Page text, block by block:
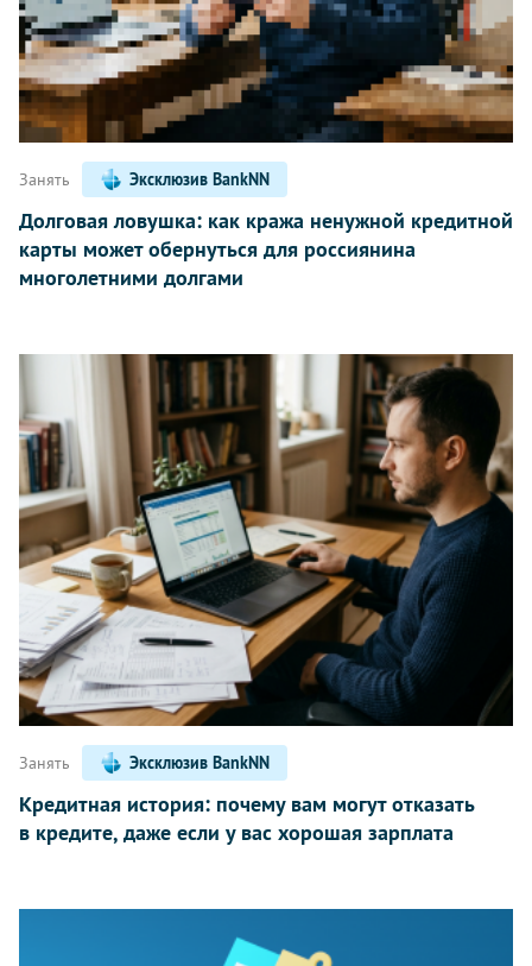
Занять Эксклюзив BankNN
Долговая ловушка: как кража ненужной кредитной
карты может обернуться для россиянина
многолетними долгами
Занять Эксклюзив BankNN
Кредитная история: почему вам могут отказать
в кредите, даже если у вас хорошая зарплата